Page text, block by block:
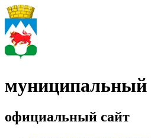
официальный сайт